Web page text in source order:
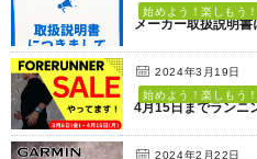
始めよう！楽しもう
メーカー取扱説明書
2024年3月19日
始めよう！楽しもう
4月15日までランニ
2024年2月22日